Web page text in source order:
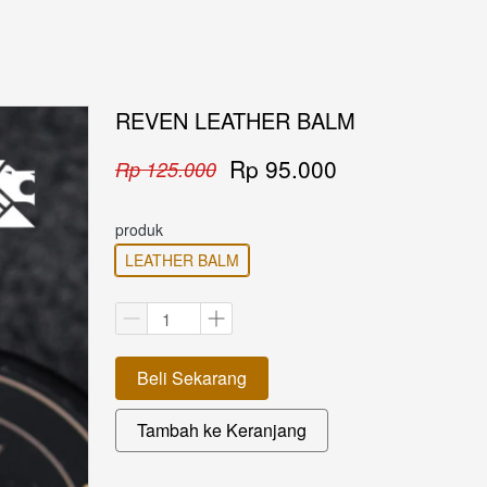
REVEN LEATHER BALM
Rp 125.000 Rp 95.000
produk
LEATHER BALM
`Beli Sekarang
`
Tambah ke Keranjang